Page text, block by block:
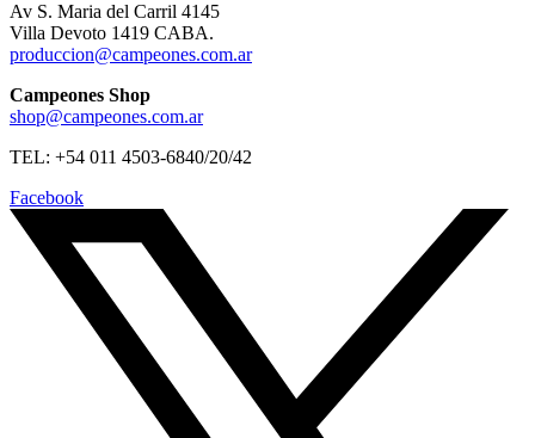
Av S. Maria del Carril 4145
Villa Devoto 1419 CABA.
produccion@campeones.com.ar
Campeones Shop
shop@campeones.com.ar
TEL: +54 011 4503-6840/20/42
Facebook